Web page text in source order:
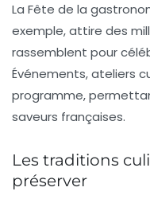
La Fête de la
exemple, attire des
rassemblent pour
Événements, ateliers
programme,
saveurs françaises.
Les traditions
préserver